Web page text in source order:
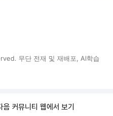
무단 전재 및 재배포, AI학습
커뮤니티 웹에서 보기